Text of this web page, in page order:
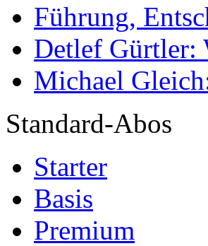
Führung,
Detlef Gürtler:
Michael
Standard-Abos
Starter
Basis
Premium